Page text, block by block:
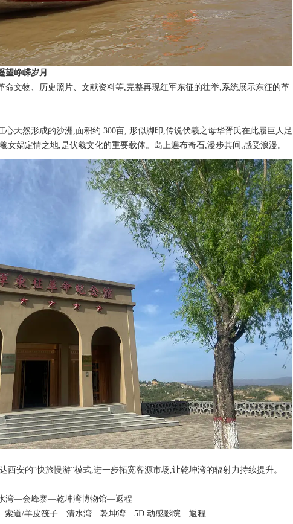
峥嵘岁月
命文物、历史照片、文献资料等,完整再现红军东征的壮举,系统展示东征的革
心天然形成的沙洲,面积约 300亩, 形似脚印,传说伏羲之母华胥氏在此履巨人足
女娲定情之地,是伏羲文化的重要载体。岛上遍布奇石,漫步其间,感受浪漫。
西安的“快旅慢游”模式,进一步拓宽客源市场,让乾坤湾的辐射力持续提升。
湾—会峰寨—乾坤湾博物馆—返程
索道/羊皮筏子—清水湾—乾坤湾—5D 动感影院—返程